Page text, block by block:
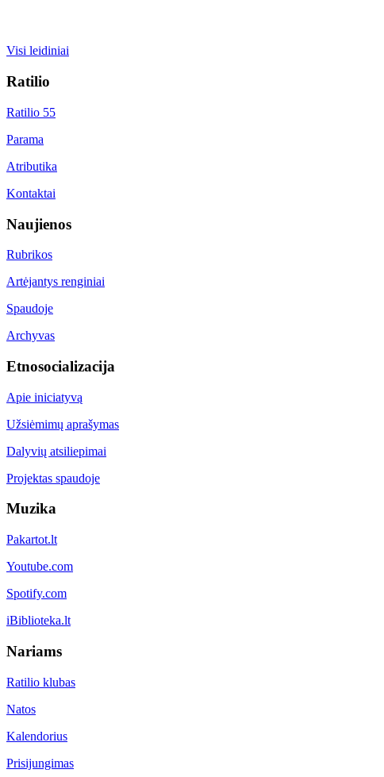
Visi leidiniai
Ratilio
Ratilio 55
Parama
Atributika
Kontaktai
Naujienos
Rubrikos
Artėjantys renginiai
Spaudoje
Archyvas
Etnosocializacija
Apie iniciatyvą
Užsiėmimų aprašymas
Dalyvių atsiliepimai
Projektas spaudoje
Muzika
Pakartot.lt
Youtube.com
Spotify.com
iBiblioteka.lt
Nariams
Ratilio klubas
Natos
Kalendorius
Prisijungimas